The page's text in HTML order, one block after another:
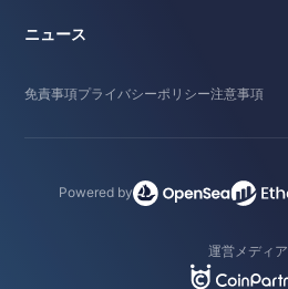
ニュース
免責事項プライバシーポリシー注意事項
Powered by
運営メディア